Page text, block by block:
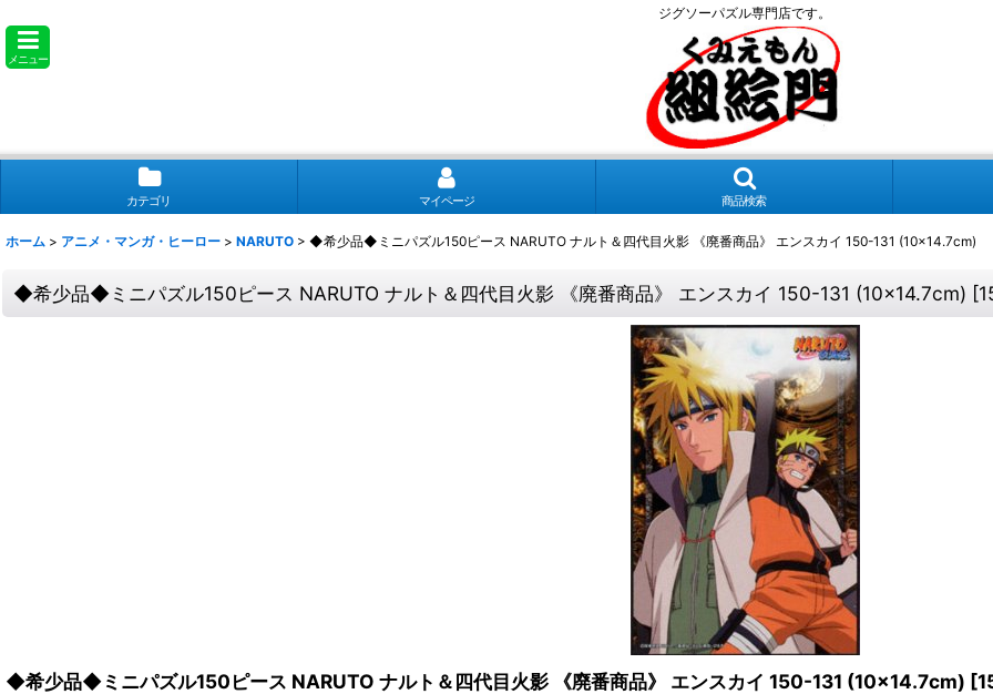
ジグソーパズル専門店です。
メニュー
カテゴリ マイページ 商品検索
ホーム > アニメ・マンガ・ヒーロー > NARUTO > ◆希少品◆ミニパズル150ピース NARUTO ナルト＆四代目火影 《廃番商品》 エンスカイ 150-131 (10×14.7cm)
◆希少品◆ミニパズル150ピース NARUTO ナルト＆四代目火影 《廃番商品》 エンスカイ 150-131 (10×14.7cm) [
◆希少品◆ミニパズル150ピース NARUTO ナルト＆四代目火影 《廃番商品》 エンスカイ 150-131 (10×14.7cm) [